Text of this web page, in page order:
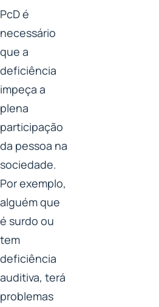
PcD é
necessário
que a
deficiência
impeça a
plena
participação
da pessoa na
sociedade.
Por exemplo,
alguém que
é surdo ou
tem
deficiência
auditiva, terá
problemas